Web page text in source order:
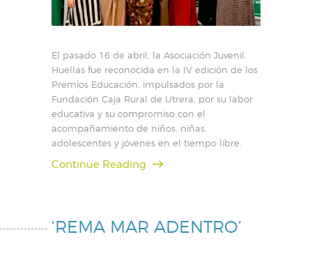
El pasado 16 de abril, la Asociación Juvenil
Huellas fue reconocida en la IV edición de los
Premios Educación, impulsados por la
Fundación Caja Rural de Utrera, por su labor
educativa y su compromiso con el
acompañamiento de niños, niñas,
adolescentes y jóvenes en el tiempo libre.
Continue Reading
‘REMA MAR ADENTRO’